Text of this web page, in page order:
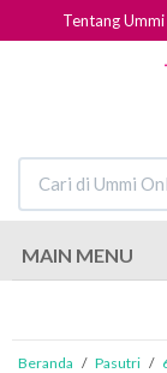
Tentang Ummi
MAIN MENU
Beranda / Pasutri /